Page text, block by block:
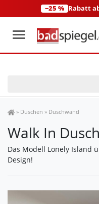
−25 % Rabatt
+49 (0)2306 3744580
Spiegel Shop
» Duschen » Duschwand
Walk In
Das Modell Lonely Island
Design!